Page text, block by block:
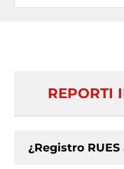
REPORTI
¿Registro